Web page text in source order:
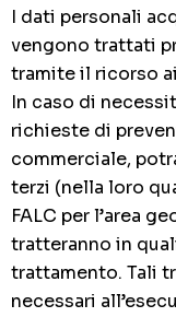
I dati personali
vengono trattati
tramite il ricorso
In caso di
richieste di
commerciale,
terzi (nella loro
FALC per l’area
tratteranno in
trattamento. Tali
necessari